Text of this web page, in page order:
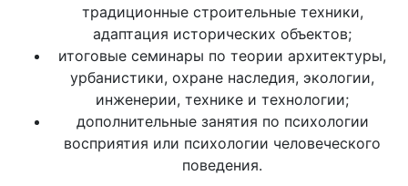
традиционные строительные техники,
адаптация исторических объектов;
итоговые семинары по теории архитектуры,
урбанистики, охране наследия, экологии,
инженерии, технике и технологии;
дополнительные занятия по психологии
восприятия или психологии человеческого
поведения.